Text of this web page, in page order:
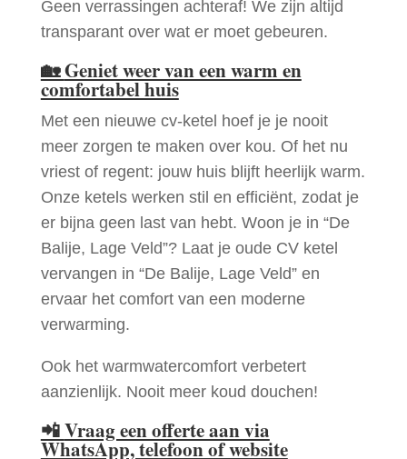
Geen verrassingen achteraf! We zijn altijd
transparant over wat er moet gebeuren.
🏡Geniet weer van een warm en
comfortabel huis
Met een nieuwe cv-ketel hoef je je nooit
meer zorgen te maken over kou. Of het nu
vriest of regent: jouw huis blijft heerlijk warm.
Onze ketels werken stil en efficiënt, zodat je
er bijna geen last van hebt. Woon je in “De
Balije, Lage Veld”? Laat je oude CV ketel
vervangen in “De Balije, Lage Veld” en
ervaar het comfort van een moderne
verwarming.
Ook het warmwatercomfort verbetert
aanzienlijk. Nooit meer koud douchen!
📲Vraag een offerte aan via
WhatsApp, telefoon of website